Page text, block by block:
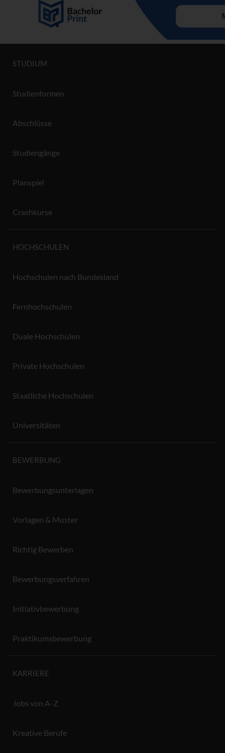
STUDIUM
Studienformen
Abschlüsse
Studiengänge
Planspiel
Crashkurse
HOCHSCHULEN
Hochschulen nach Bundesland
Fernhochschulen
Duale Hochschulen
Private Hochschulen
Staatliche Hochschulen
Universitäten
BEWERBUNG
Bewerbungsunterlagen
Vorlagen & Muster
Richtig Bewerben
Bewerbungsverfahren
Initiativbewerbung
Praktikumsbewerbung
KARRIERE
Jobs von A-Z
Kreative Berufe